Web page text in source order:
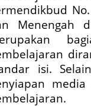
Menengah
isi.